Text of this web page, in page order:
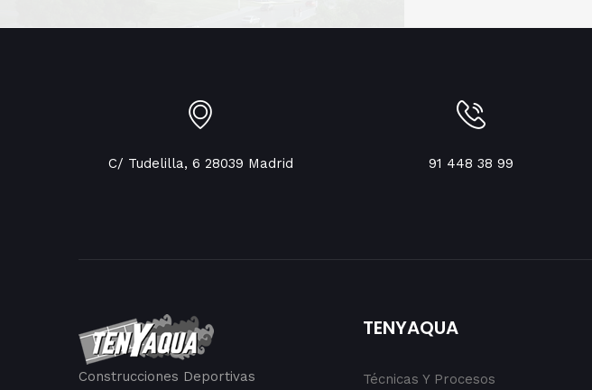
C/ Tudelilla, 6 28039 Madrid 91 448 38 99
Construcciones Deportivas
TENYAQUA
Técnicas Y Procesos